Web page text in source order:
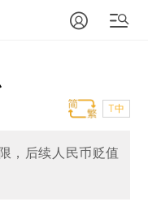
T中
，后续人民币贬值